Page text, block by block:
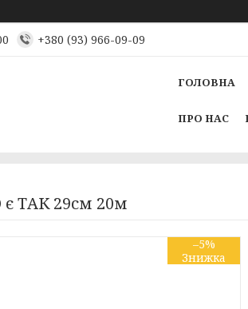
+380 (93) 966-09-09
ГОЛОВНА
ПРО НАС
ТАК 29см 20м
–5%